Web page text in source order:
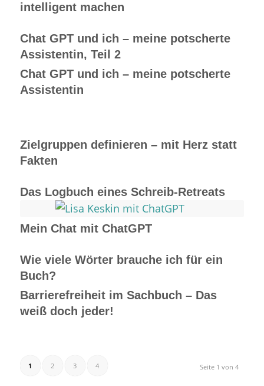
intelligent machen
Chat GPT und ich – meine potscherte
Assistentin, Teil 2
Chat GPT und ich – meine potscherte
Assistentin
Zielgruppen definieren – mit Herz statt
Fakten
Das Logbuch eines Schreib-Retreats
Mein Chat mit ChatGPT
Wie viele Wörter brauche ich für ein
Buch?
Barrierefreiheit im Sachbuch – Das
weiß doch jeder!
Seite 1 von 4
1 2 3 4